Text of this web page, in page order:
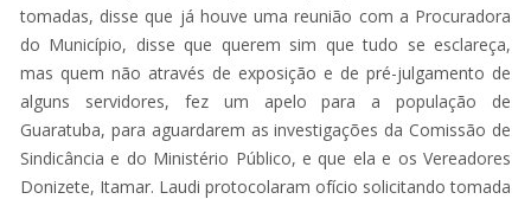
tomadas, disse que já houve uma reunião com a Procuradora
do Município, disse que querem sim que tudo se esclareça,
mas quem não através de exposição e de pré-julgamento de
alguns servidores, fez um apelo para a população de
Guaratuba, para aguardarem as investigações da Comissão de
Sindicância e do Ministério Público, e que ela e os Vereadores
Donizete, Itamar. Laudi protocolaram ofício solicitando tomada